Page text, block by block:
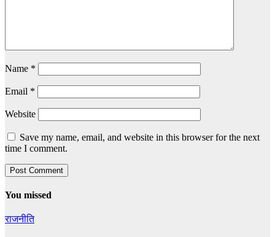
Name *
Email *
Website
Save my name, email, and website in this browser for the next
time I comment.
You missed
राजनीति